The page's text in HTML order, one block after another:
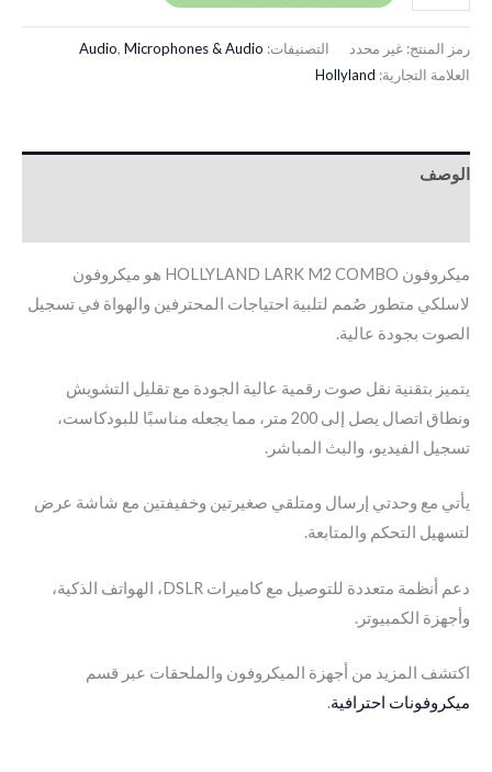
رمز المنتج: غير محدد التصنيفات: Audio, Microphones & Audio
العلامة التجارية: Hollyland
الوصف
ميكروفون HOLLYLAND LARK M2 COMBO هو ميكروفون
لاسلكي متطور صُمم لتلبية احتياجات المحترفين والهواة في تسجيل
الصوت بجودة عالية.
يتميز بتقنية نقل صوت رقمية عالية الجودة مع تقليل التشويش
ونطاق اتصال يصل إلى 200 متر، مما يجعله مناسبًا للبودكاست،
تسجيل الفيديو، والبث المباشر.
يأتي مع وحدتي إرسال ومتلقي صغيرتين وخفيفتين مع شاشة عرض
لتسهيل التحكم والمتابعة.
دعم أنظمة متعددة للتوصيل مع كاميرات DSLR، الهواتف الذكية،
وأجهزة الكمبيوتر.
اكتشف المزيد من أجهزة الميكروفون والملحقات عبر قسم
ميكروفونات احترافية.